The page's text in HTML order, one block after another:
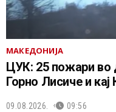
МАКЕДОНИЈА
ЦУК: 25 пожари во
Горно Лисиче и
09.08.2026. 09:56